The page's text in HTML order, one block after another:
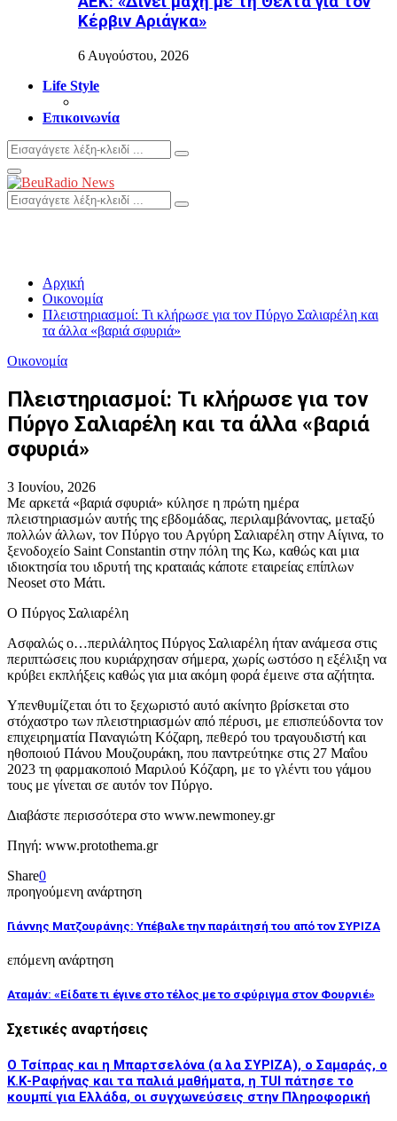
Κέρβιν Αριάγκα»
6 Αυγούστου, 2026
Life Style
Επικοινωνία
Search
for:
Search
Primary
Menu
Search
for:
Search
Αρχική
Οικονομία
Πλειστηριασμοί: Τι κλήρωσε για τον Πύργο Σαλιαρέλη και
τα άλλα «βαριά σφυριά»
Οικονομία
Πλειστηριασμοί: Τι κλήρωσε για τον
Πύργο Σαλιαρέλη και τα άλλα «βαριά
σφυριά»
3 Ιουνίου, 2026
Με αρκετά «βαριά σφυριά» κύλησε η πρώτη ημέρα
πλειστηριασμών αυτής της εβδομάδας, περιλαμβάνοντας, μεταξύ
πολλών άλλων, τον Πύργο του Αργύρη Σαλιαρέλη στην Αίγινα, το
ξενοδοχείο Saint Constantin στην πόλη της Κω, καθώς και μια
ιδιοκτησία του ιδρυτή της κραταιάς κάποτε εταιρείας επίπλων
Neoset στο Μάτι.
Ο Πύργος Σαλιαρέλη
Ασφαλώς ο…περιλάλητος Πύργος Σαλιαρέλη ήταν ανάμεσα στις
περιπτώσεις που κυριάρχησαν σήμερα, χωρίς ωστόσο η εξέλιξη να
κρύβει εκπλήξεις καθώς για μια ακόμη φορά έμεινε στα αζήτητα.
Υπενθυμίζεται ότι το ξεχωριστό αυτό ακίνητο βρίσκεται στο
στόχαστρο των πλειστηριασμών από πέρυσι, με επισπεύδοντα τον
επιχειρηματία Παναγιώτη Κόζαρη, πεθερό του τραγουδιστή και
ηθοποιού Πάνου Μουζουράκη, που παντρεύτηκε στις 27 Μαΐου
2023 τη φαρμακοποιό Μαριλού Κόζαρη, με το γλέντι του γάμου
τους με γίνεται σε αυτόν τον Πύργο.
Διαβάστε περισσότερα στο www.newmoney.gr
Πηγή: www.protothema.gr
Share0
προηγούμενη ανάρτηση
Γιάννης Ματζουράνης: Υπέβαλε την παράιτησή του από τον ΣΥΡΙΖΑ
επόμενη ανάρτηση
Αταμάν: «Είδατε τι έγινε στο τέλος με το σφύριγμα στον Φουρνιέ»
Σχετικές αναρτήσεις
Ο Τσίπρας και η Μπαρτσελόνα (α λα ΣΥΡΙΖΑ), ο Σαμαράς, ο
Κ.Κ-Ραφήνας και τα παλιά μαθήματα, η TUI πάτησε το
κουμπί για Ελλάδα, οι συγχωνεύσεις στην Πληροφορική